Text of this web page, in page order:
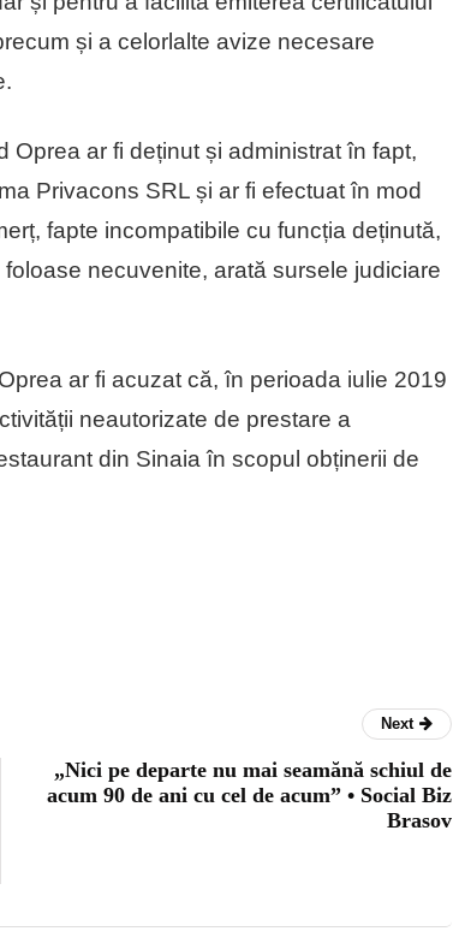
și a celorlalte avize necesare
ar fi deținut și administrat în fapt,
Privacons SRL și ar fi efectuat în mod
fapte incompatibile cu funcția deținută,
necuvenite, arată sursele judiciare
ar fi acuzat că, în perioada iulie 2019
neautorizate de prestare a
din Sinaia în scopul obținerii de
Next
„Nici pe departe nu mai seamănă schiul de
acum 90 de ani cu cel de acum” • Social Biz
Brasov